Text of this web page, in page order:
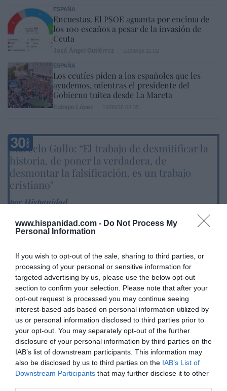
www.hispanidad.com - Do Not Process My
Personal Information
If you wish to opt-out of the sale, sharing to third parties, or
processing of your personal or sensitive information for
targeted advertising by us, please use the below opt-out
section to confirm your selection. Please note that after your
opt-out request is processed you may continue seeing
interest-based ads based on personal information utilized by
us or personal information disclosed to third parties prior to
your opt-out. You may separately opt-out of the further
disclosure of your personal information by third parties on the
IAB’s list of downstream participants. This information may
also be disclosed by us to third parties on the IAB’s List of
Downstream Participants that may further disclose it to other
ESPAÑA
Encuestas. El PSOE aguanta por encima de
los 100 escaños a pesar de la invasión de
Ceuta
ESPAÑA
Los ceutíes piden a los españoles que les
ayudemos, mientras el presidente del
Gobierno tuitea desde La Mareta
Marcelo Gullo: “El trabajo de desmitificar la
historia, de poner la verdadera, de
desmontar la falsificación, es un trabajo
cristiano"
por Hispanidad
Diario de la corrupción sanchista. Hazte
Oír se manifiesta delante de La Mareta:
“Pedro Sánchez es un criminal”
por Redacción
Artículos anteriores
Opinión
Enormes minucias